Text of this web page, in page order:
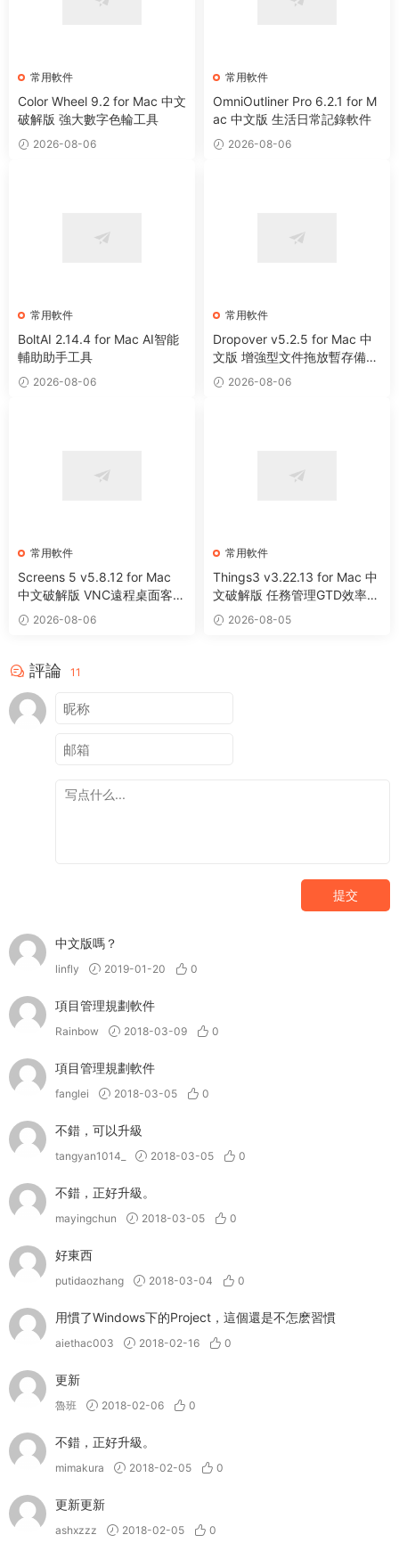
常用軟件
Color Wheel 9.2 for Mac 中文
破解版 強大數字色輪工具
2026-08-06
常用軟件
OmniOutliner Pro 6.2.1 for M
ac 中文版 生活日常記錄軟件
2026-08-06
常用軟件
BoltAI 2.14.4 for Mac AI智能
輔助助手工具
2026-08-06
常用軟件
Dropover v5.2.5 for Mac 中
文版 增強型文件拖放暫存備用
整理工具
2026-08-06
常用軟件
Screens 5 v5.8.12 for Mac
中文破解版 VNC遠程桌面客戶
端應用程序
2026-08-06
常用軟件
Things3 v3.22.13 for Mac 中
文破解版 任務管理GTD效率工
具 2026-08-05
評論 11
提交
中文版嗎？
linfly 2019-01-20 0
項目管理規劃軟件
Rainbow 2018-03-09 0
項目管理規劃軟件
fanglei 2018-03-05 0
不錯，可以升級
tangyan1014_ 2018-03-05 0
不錯，正好升級。
mayingchun 2018-03-05 0
好東西
putidaozhang 2018-03-04 0
用慣了Windows下的Project，這個還是不怎麽習慣
aiethac003 2018-02-16 0
更新
魯班 2018-02-06 0
不錯，正好升級。
mimakura 2018-02-05 0
更新更新
ashxzzz 2018-02-05 0